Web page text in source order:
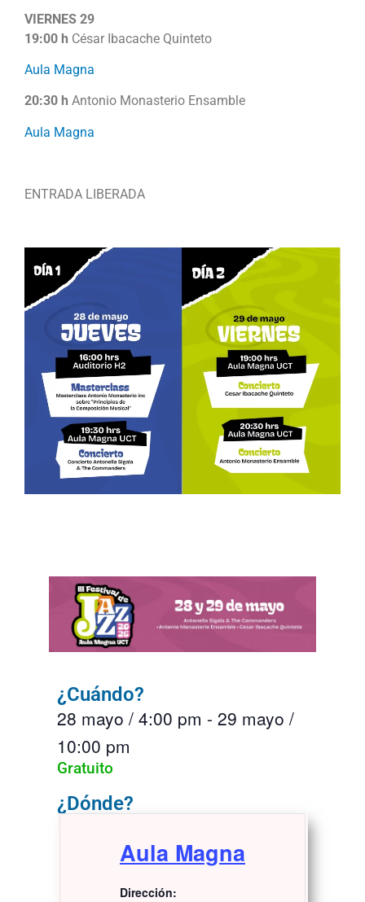
VIERNES 29
19:00 h César Ibacache Quinteto
Aula Magna
20:30 h Antonio Monasterio Ensamble
Aula Magna
ENTRADA LIBERADA
¿Cuándo?
28 mayo / 4:00 pm - 29 mayo /
10:00 pm
Gratuito
¿Dónde?
Aula Magna
Dirección: